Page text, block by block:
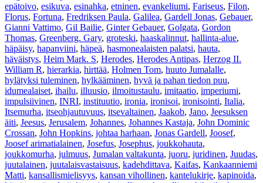
epätoivo, esikuva, esinahka, etninen, evankeliumi, Fariseus, Filon,
Florus, Fortuna, Fredriksen Paula, Galilea, Gardell Jonas, Gebauer,
Gianni Vattimo, Gil Bailie, Ginter Gebauer, Golgata, Gordon
Thomas, Greenberg. Gary, groteski, haaskalinnut, hallinta-alue,
häpäisy, hapanviini, häpeä, hasmonealaisten palatsi, hauta,
häväistys, Heim Mark. S, Herodes, Herodes Antipas, Herzog II.
William R, hierarkia, hirttää, Holmen Tom, huuto Jumalalle,
hylätyksi tuleminen, hylkääminen, hyvä ja pahan tiedon puu,
idumealaiset, ihailu, illuusio, ilmoitustaulu, imitaatio, imperiumi,
impulsiivinen, INRI, instituutio, ironia, ironisoi, ironisointi, Italia,
Itsemurha, itseohjautuvuus, itsevaltainen, Jaakob, Jano, Jeesuksen
äiti, Jeesus, Jerusalem, Johannes, Johannes Kastaja, John Dominic
Crossan, John Hopkins, johtaa harhaan, Jonas Gardell, Joosef,
Joosef arimatialainen, Josefus, Josephus, joukkohauta,
joukkomurha, julmuus, Jumalan valtakunta, juoru, juridinen, Juudas,
juutalainen, juutalaisvastaisuus, kadehdittava, Kaifas, Kankaanniemi
Matti, kansallismielisyys, kansan vihollinen, kantelukirje, kapinoida,